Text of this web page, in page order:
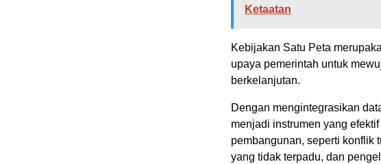
Ketaatan
Kebijakan Satu Peta
upaya pemerintah untuk
berkelanjutan.
Dengan mengintegrasikan
menjadi instrumen yang
pembangunan, seperti konflik
yang tidak terpadu, dan